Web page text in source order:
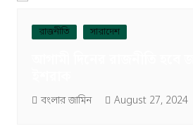
রাজনীতি সারাদেশ
বংলার জামিন August 27, 2024